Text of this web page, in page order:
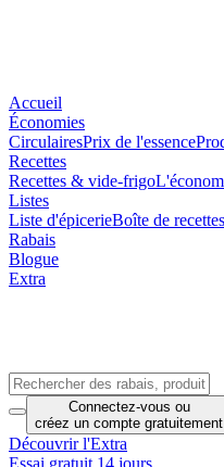
Accueil
Économies
CirculairesPrix de l'essence
Recettes
Recettes & vide-frigo
Listes
Liste d'épicerieBoîte de recettes
Rabais
Blogue
Extra
Connectez-vous ou
créez un compte gratuitement
Découvrir l'Extra
Essai gratuit 14 jours